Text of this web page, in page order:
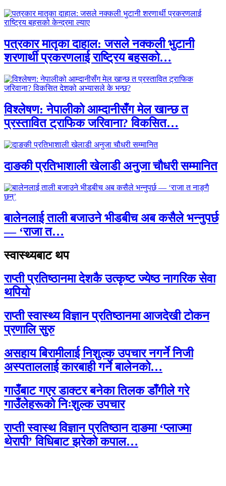
पत्रकार मातृका दाहाल: जसले नक्कली भुटानी
शरणार्थी प्रकरणलाई राष्ट्रिय बहसको…
विश्लेषण: नेपालीको आम्दानीसँग मेल खान्छ त
प्रस्तावित ट्राफिक जरिवाना? विकसित…
दाङकी प्रतिभाशाली खेलाडी अनुजा चौधरी सम्मानित
बालेनलाई ताली बजाउने भीडबीच अब कसैले भन्नुपर्छ
— ‘राजा त…
स्वास्थ्यबाट थप
राप्ती प्रतिष्ठानमा देशकै उत्कृष्ट ज्येष्ठ नागरिक सेवा
थपियो
राप्ती स्वास्थ्य विज्ञान प्रतिष्ठानमा आजदेखी टोकन
प्रणालि सुरु
असहाय बिरामीलाई निशुल्क उपचार नगर्ने निजी
अस्पताललाई कारबाही गर्ने बालेनको…
गाउँबाट गएर डाक्टर बनेका तिलक डाँगीले गरे
गाउँलेहरूको निःशुल्क उपचार
राप्ती स्वास्थ विज्ञान प्रतिष्ठान दाङमा ‘प्लाज्मा
थेरापी’ विधिबाट झरेको कपाल…